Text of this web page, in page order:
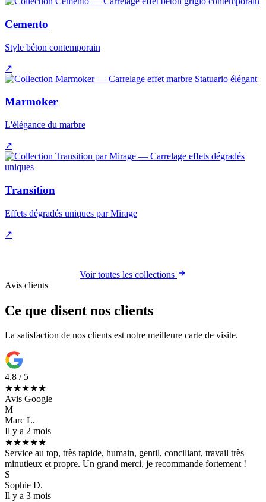
Cemento
Style béton contemporain
↗
Marmoker
L'élégance du marbre
↗
Transition
Effets dégradés uniques par Mirage
↗
Voir toutes les collections
Avis clients
Ce que disent nos clients
La satisfaction de nos clients est notre meilleure carte de visite.
4.8 / 5
★★★★★
Avis Google
M
Marc L.
Il y a 2 mois
★★★★★
Service au top, très rapide, humain, gentil, conciliant, travail très
minutieux et propre. Un grand merci, je recommande fortement !
S
Sophie D.
Il y a 3 mois